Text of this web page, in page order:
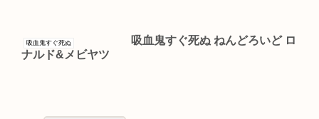
吸血鬼すぐ死ぬ
吸血鬼すぐ死ぬ ねんどろいど ロ
ナルド&メビヤツ